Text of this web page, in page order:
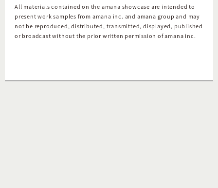
All materials contained on the amana showcase are intended to
present work samples from amana inc. and amana group and may
not be reproduced, distributed, transmitted, displayed, published
or broadcast without the prior written permission of amana inc.